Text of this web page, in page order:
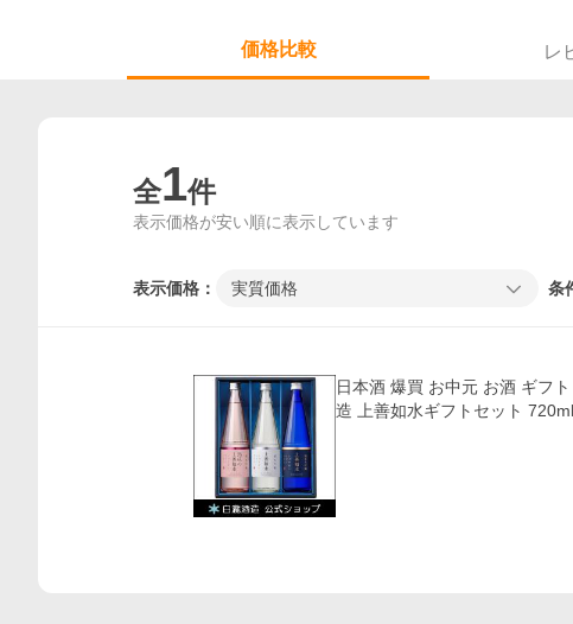
価格比較 レ
全1件
表示価格が安い順に表示しています
表示価格： 実質価格 条
日本酒 爆買 お中元 お酒 ギフ
造 上善如水ギフトセット